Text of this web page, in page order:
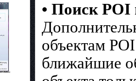
• Поиск
объектам
ближайшие